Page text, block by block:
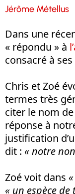
Jérôme Métellus
Dans une
« répondu » à
consacré à
Chris et Zoé
termes très
citer le nom
réponse à
justification
dit : « notre
Zoé voit dans
« un espèce